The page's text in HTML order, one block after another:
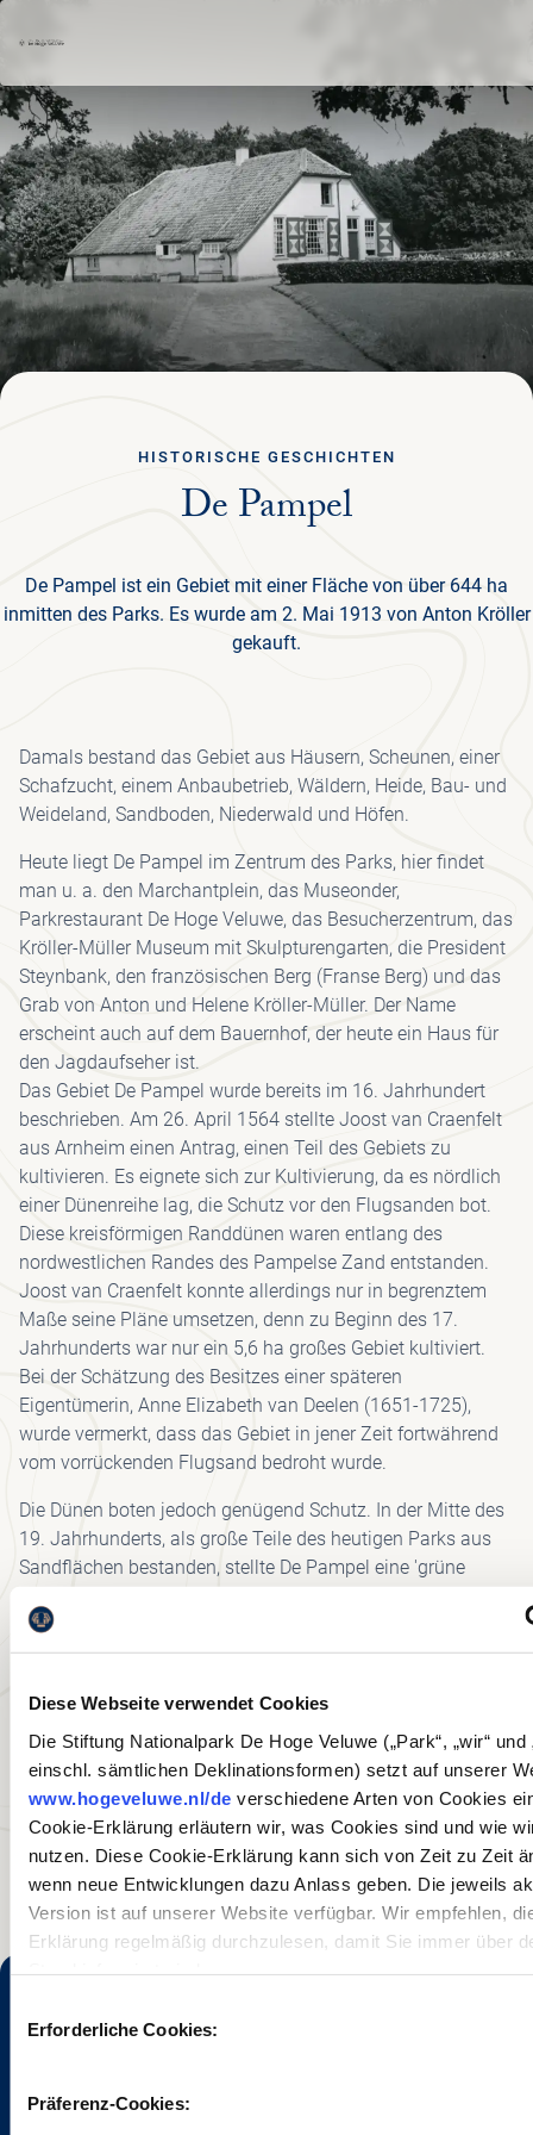
Diese Webseite verwendet Cookies
Die Stiftung Nationalpark De Hoge Veluwe („Park“, „wir“ und
einschl. sämtlichen Deklinationsformen) setzt auf unserer
www.hogeveluwe.nl/de verschiedene Arten von Cookies
Cookie-Erklärung erläutern wir, was Cookies sind und wie
nutzen. Diese Cookie-Erklärung kann sich von Zeit zu Zeit
wenn neue Entwicklungen dazu Anlass geben. Die jeweils
Version ist auf unserer Website verfügbar. Wir empfehlen,
Erklärung regelmäßig durchzulesen, damit Sie immer über
Erforderliche Cookies:
Präferenz-Cookies:
Ga terug
Menu
BESUCH PLANEN
NATUR & KULTUR
DEUTSCH
De Pampel
HISTORISCHE GESCHICHTEN
De Pampel ist ein Gebiet mit einer Fläche von über 644 ha
inmitten des Parks. Es wurde am 2. Mai 1913 von Anton Kröller
gekauft.
Damals bestand das Gebiet aus Häusern, Scheunen, einer
Schafzucht, einem Anbaubetrieb, Wäldern, Heide, Bau- und
Weideland, Sandboden, Niederwald und Höfen.
Heute liegt De Pampel im Zentrum des Parks, hier findet
man u. a. den Marchantplein, das Museonder,
Parkrestaurant De Hoge Veluwe, das Besucherzentrum, das
Kröller-Müller Museum mit Skulpturengarten, die President
Steynbank, den französischen Berg (Franse Berg) und das
Grab von Anton und Helene Kröller-Müller. Der Name
erscheint auch auf dem Bauernhof, der heute ein Haus für
den Jagdaufseher ist.
Das Gebiet De Pampel wurde bereits im 16. Jahrhundert
beschrieben. Am 26. April 1564 stellte Joost van Craenfelt
aus Arnheim einen Antrag, einen Teil des Gebiets zu
kultivieren. Es eignete sich zur Kultivierung, da es nördlich
einer Dünenreihe lag, die Schutz vor den Flugsanden bot.
Diese kreisförmigen Randdünen waren entlang des
nordwestlichen Randes des Pampelse Zand entstanden.
Joost van Craenfelt konnte allerdings nur in begrenztem
Maße seine Pläne umsetzen, denn zu Beginn des 17.
Jahrhunderts war nur ein 5,6 ha großes Gebiet kultiviert.
Bei der Schätzung des Besitzes einer späteren
Eigentümerin, Anne Elizabeth van Deelen (1651-1725),
wurde vermerkt, dass das Gebiet in jener Zeit fortwährend
vom vorrückenden Flugsand bedroht wurde.
Die Dünen boten jedoch genügend Schutz. In der Mitte des
19. Jahrhunderts, als große Teile des heutigen Parks aus
Sandflächen bestanden, stellte De Pampel eine 'grüne
Hoenderloo u. a. einen Brunnen, eine Schule und eine
Kirche erbauen ließ, schrieb über seine Wanderungen in der
Veluwe' (Wanderungen über die Veluwe): "Mein Auge
blickte in die Runde dieses Hügels und bewunderte die
Weite. Dort, in einer Stunde Entfernung, erhebt sich De
Pampel mit der grünen Kuppe - umgeben von öden
Sandwüsten, die aus der Ferne wie unzählige Schafherden
wirken."
Die Hoge Veluwe erkunden? Der Park ist sowohl mit dem